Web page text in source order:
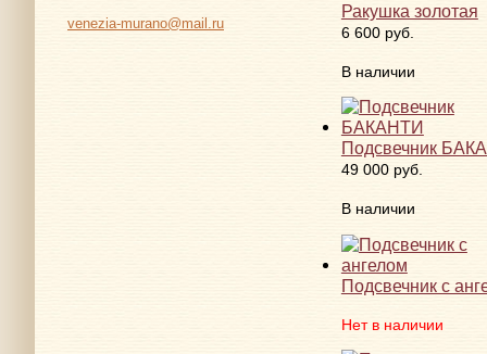
venezia-murano@mail.ru
Ракушка золотая
6 600 руб.
В наличии
Подсвечник
49 000 руб.
В наличии
Подсвечник с
Нет в наличии